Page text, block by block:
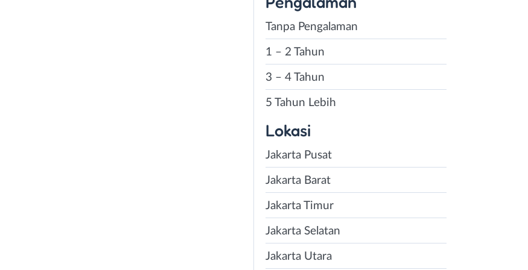
Tanpa Pengalaman
1 – 2 Tahun
3 – 4 Tahun
5 Tahun Lebih
Lokasi
Jakarta Pusat
Jakarta Barat
Jakarta Timur
Jakarta Selatan
Jakarta Utara